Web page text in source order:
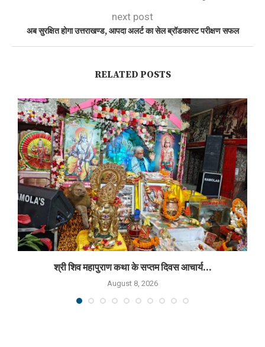
next post
अब सुरक्षित होगा उत्तराखण्ड, आपदा अलर्ट का सेल ब्रॉडकास्ट परीक्षण सफल
RELATED POSTS
श्री शिव महापुराण कथा के सप्तम दिवस आचार्य...
August 8, 2026